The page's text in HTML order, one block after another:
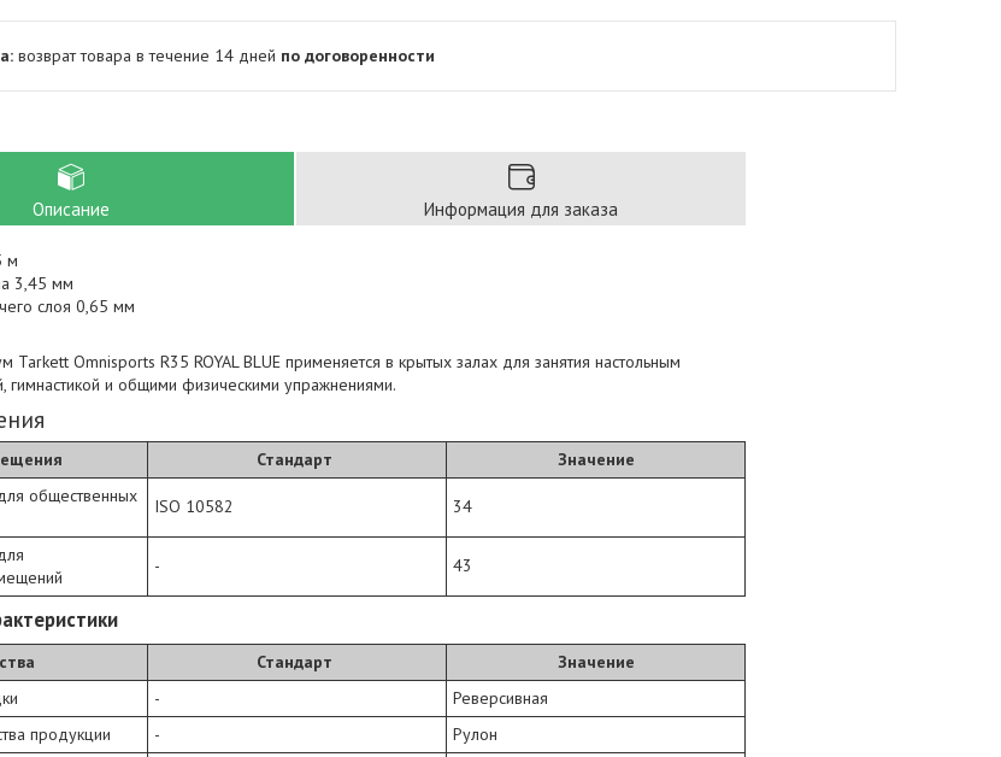
возврат товара в течение 14 дней по договоренности
Описание Информация для заказа
м
3,45 мм
слоя 0,65 мм
Tarkett Omnisports R35 ROYAL BLUE применяется в крытых залах для занятия настольным
гимнастикой и общими физическими упражнениями.
Стандарт
Значение
общественных
ISO 10582 34
- 43
Стандарт
Значение
-
Реверсивная
продукции
-
Рулон